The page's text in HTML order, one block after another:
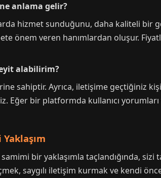
anlama gelir?
hizmet sunduğunu, daha kaliteli bir
önem veren hanımlardan oluşur.
alabilirim?
sahiptir. Ayrıca, iletişime geçtiğiniz
Eğer bir platformda kullanıcı
samimi bir yaklaşımla taçlandığında,
saygılı iletişim kurmak ve kendi